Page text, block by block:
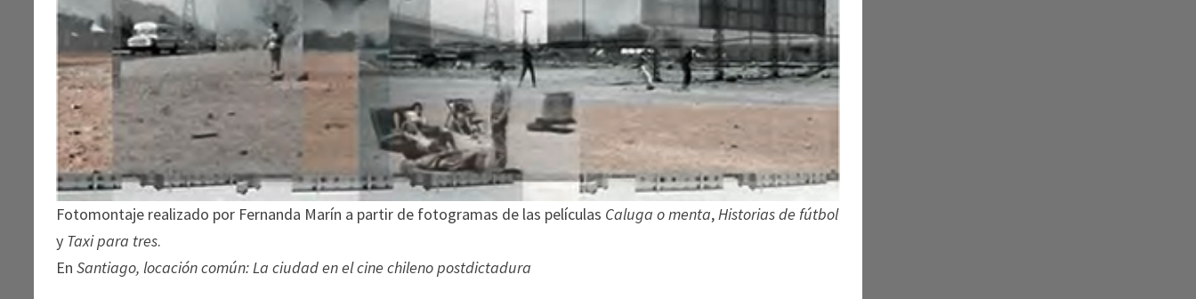
Fotomontaje realizado por Fernanda Marín a partir de fotogramas de las películas Caluga o menta,Historias de fútbol
y Taxi para tres.
EnSantiago, locación común: La ciudad en el cine chileno postdictadura